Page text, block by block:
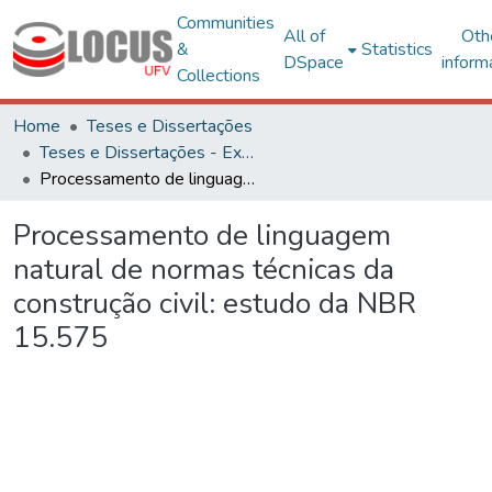
Communities
&
Collections
All of
DSpace
Statistics
Home
Teses e Dissertações
Teses e Dissertações - Externas
Processamento de linguagem natural de normas técnicas da construção civil: estudo da NBR 15.575
Processamento de linguagem
natural de normas técnicas da
construção civil: estudo da NBR
15.575